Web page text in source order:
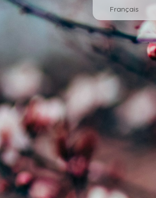
Français